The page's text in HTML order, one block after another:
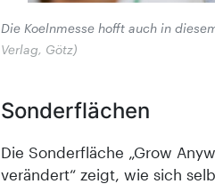
Die Koelnmesse hofft auch in
Verlag, Götz)
Sonderflächen
Die Sonderfläche „Grow
verändert“ zeigt, wie sich